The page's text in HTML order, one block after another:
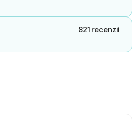
821 recenzií